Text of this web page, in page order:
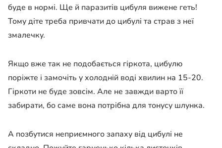
буде в нормі. Ще й паразитів цибуля вижене геть!
Тому діте треба привчати до цибулі та страв з неї
змалечку.
Якщо вже так не подобається гіркота, цибулю
поріжте і замочіть у холодній воді хвилин на 15-20.
Гіркоти не буде зовсім. Але не завжди варто її
забирати, бо саме вона потрібна для тонусу шлунка.
А позбутися неприємного запаху від цибулі не